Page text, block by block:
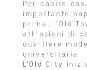
Per capire
importante
prima, l’Old
attrazioni di
quartiere
universitaria.
L’Old City